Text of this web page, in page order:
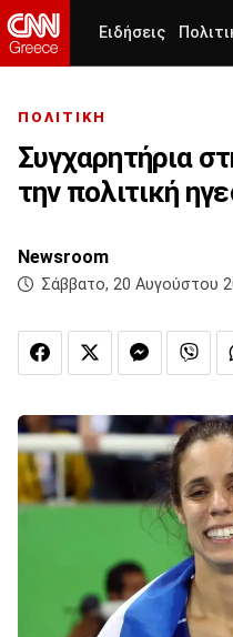
Ειδήσεις
ΠΟΛΙΤΙΚΗ
Συγχαρητήρια
την πολιτική
Newsroom
Σάββατο, 20 Αυγούστου